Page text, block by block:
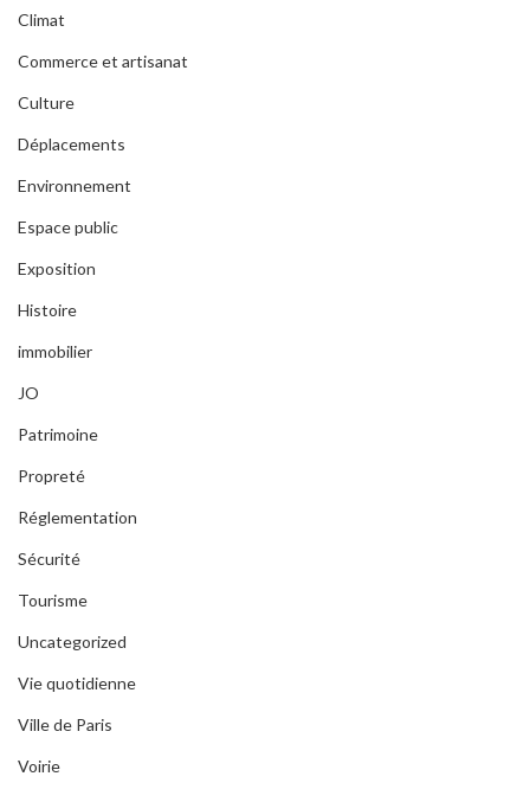
Climat
Commerce et artisanat
Culture
Déplacements
Environnement
Espace public
Exposition
Histoire
immobilier
JO
Patrimoine
Propreté
Réglementation
Sécurité
Tourisme
Uncategorized
Vie quotidienne
Ville de Paris
Voirie